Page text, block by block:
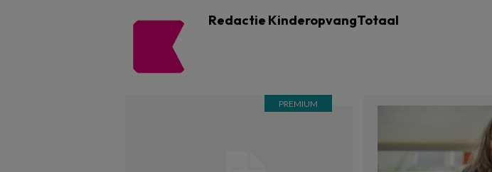
Redactie KinderopvangTotaal